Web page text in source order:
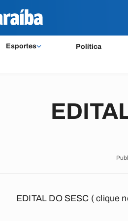
Esportes Política
EDITAL DO SESC ( clique